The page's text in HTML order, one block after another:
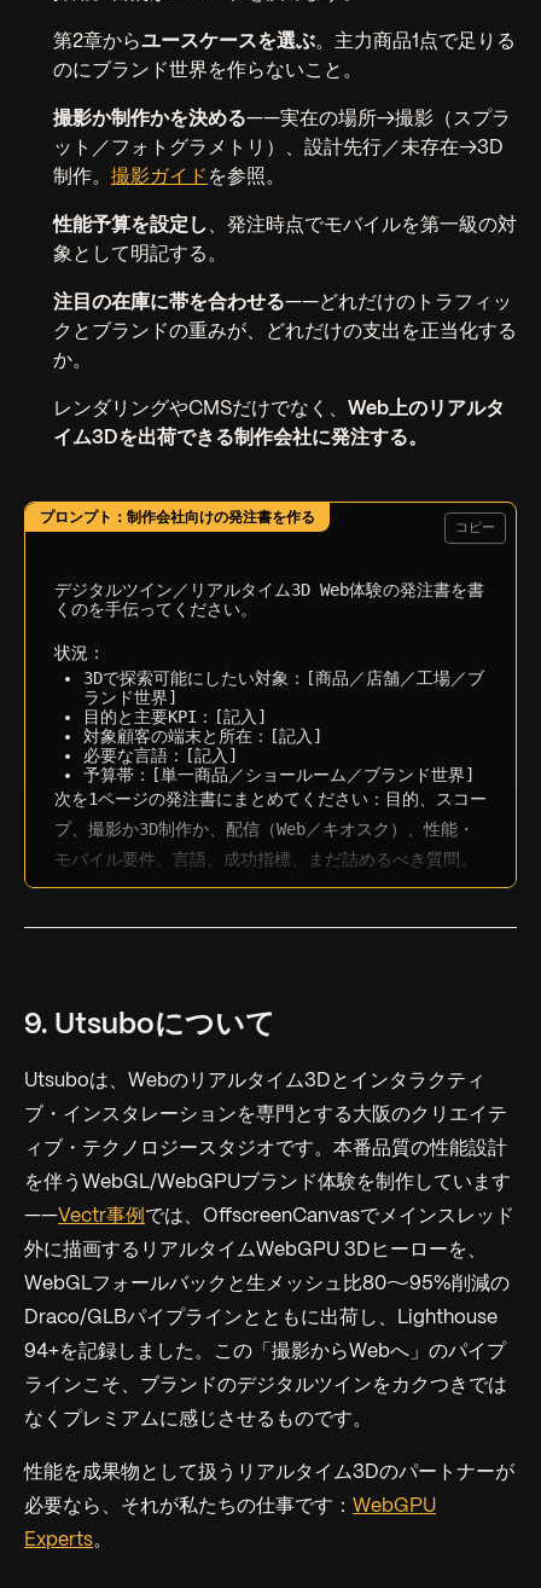
第2章からユースケースを選ぶ。主力商品1点で足りる
のにブランド世界を作らないこと。
撮影か制作かを決める——実在の場所→撮影（スプラ
ット／フォトグラメトリ）、設計先行／未存在→3D
制作。 撮影ガイド を参照。
性能予算を設定し 、発注時点でモバイルを第一級の対
象として明記する。
注目の在庫に帯を合わせる——どれだけのトラフィッ
クとブランドの重みが、どれだけの支出を正当化する
か。
レンダリングやCMSだけでなく、 Web上のリアルタ
イム3Dを出荷できる制作会社に発注する。
デジタルツイン／リアルタイム3D Web体験の発注書を書
くのを手伝ってください。
状況：
3Dで探索可能にしたい対象：[商品／店舗／工場／ブ
ランド世界]
目的と主要KPI：[記入]
対象顧客の端末と所在：[記入]
必要な言語：[記入]
予算帯：[単一商品／ショールーム／ブランド世界]
次を1ページの発注書にまとめてください：目的、スコー
プ、撮影か3D制作か、配信（Web／キオスク）、性能・
モバイル要件、言語、成功指標、まだ詰めるべき質問。
コピー
9. Utsuboについて
Utsuboは、Webのリアルタイム3Dとインタラクティ
ブ・インスタレーションを専門とする大阪のクリエイテ
ィブ・テクノロジースタジオです。本番品質の性能設計
を伴うWebGL/WebGPUブランド体験を制作しています
——Vectr事例 では、OffscreenCanvasでメインスレッド
外に描画するリアルタイムWebGPU 3Dヒーローを、
WebGLフォールバックと生メッシュ比80〜95%削減の
Draco/GLBパイプラインとともに出荷し、Lighthouse
94+を記録しました。この「撮影からWebへ」のパイプ
ラインこそ、ブランドのデジタルツインをカクつきでは
なくプレミアムに感じさせるものです。
性能を成果物として扱うリアルタイム3Dのパートナーが
必要なら、それが私たちの仕事です： WebGPU
Experts。